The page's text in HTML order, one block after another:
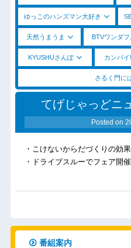
ゆっこのハンズマン大好き
天然うまうま BTVワンダフ
KYUSHUさんぽ カンパ
さるく門に
てげじゃっどニ
Posted on
・こけないからだづくりの効果
・ドライブスルーでフェア開催
番組案内